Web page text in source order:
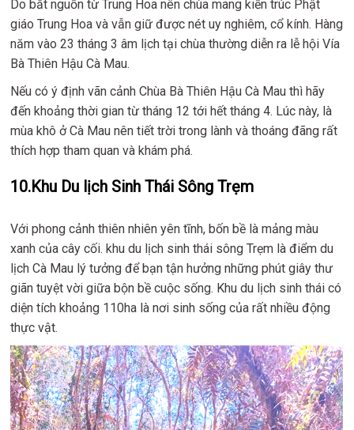
Do bắt nguồn từ Trung Hoa nên chùa mang kiến trúc Phật
giáo Trung Hoa và vẫn giữ được nét uy nghiêm, cổ kính. Hàng
năm vào 23 tháng 3 âm lịch tại chùa thường diễn ra lễ hội Vía
Bà Thiên Hậu Cà Mau.
Nếu có ý định vãn cảnh Chùa Bà Thiên Hậu Cà Mau thì hãy
đến khoảng thời gian từ tháng 12 tới hết tháng 4. Lúc này, là
mùa khô ở Cà Mau nên tiết trời trong lành và thoáng đãng rất
thích hợp tham quan và khám phá.
10.Khu Du lịch Sinh Thái Sông Trẹm
Với phong cảnh thiên nhiên yên tĩnh, bốn bề là mảng màu
xanh của cây cối. khu du lịch sinh thái sông Trẹm là điểm du
lịch Cà Mau lý tưởng để bạn tận hưởng những phút giây thư
giãn tuyệt vời giữa bộn bề cuộc sống. Khu du lịch sinh thái có
diện tích khoảng 110ha là nơi sinh sống của rất nhiều động
thực vật.